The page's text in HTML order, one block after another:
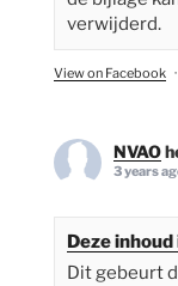
verwijderd.
View on Facebook ·
NVAO
3 years
Deze
Dit gebeurt